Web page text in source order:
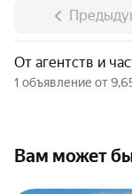
От агентств и
1 объявление от
Вам может